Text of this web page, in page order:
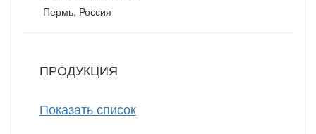
Пермь, Россия
ПРОДУКЦИЯ
Показать список